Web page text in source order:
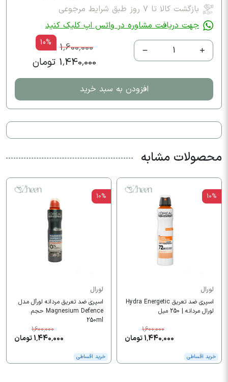
بازگشت کالا تا ۷ روز طبق شرایط مرجوعی
جهت دریافت مشاوره در واتس اپ کلیک کنید
1
1,600,000
10%
1,440,000 تومان
افزودن به سبد خرید
محصولات مشابه
10%
لورال
اسپری ضد تعریق Hydra Energetic
لورال مردانه | 250 میل
1,600,000
1,440,000 تومان
خرید اقساطی
10%
لورال
اسپری ضد تعریق مردانه لورآل مدل
Magnesium Defence حجم
250ml
1,600,000
1,440,000 تومان
خرید اقساطی